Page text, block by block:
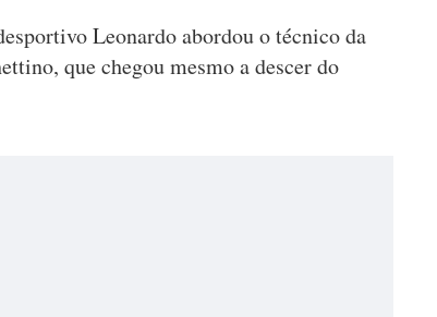
Leonardo abordou o técnico da
que chegou mesmo a descer do